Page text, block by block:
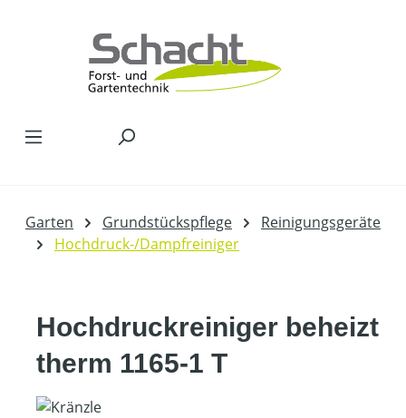
Garten Grundstückspflege
Reinigungsgeräte
Hochdruck-/Dampfreiniger
Hochdruckreiniger beheizt
therm 1165-1 T